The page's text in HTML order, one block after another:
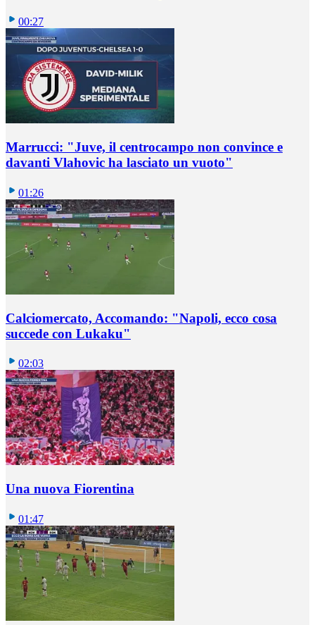
00:27
Marrucci: "Juve, il centrocampo non convince e
davanti Vlahovic ha lasciato un vuoto"
01:26
Calciomercato, Accomando: "Napoli, ecco cosa
succede con Lukaku"
02:03
Una nuova Fiorentina
01:47